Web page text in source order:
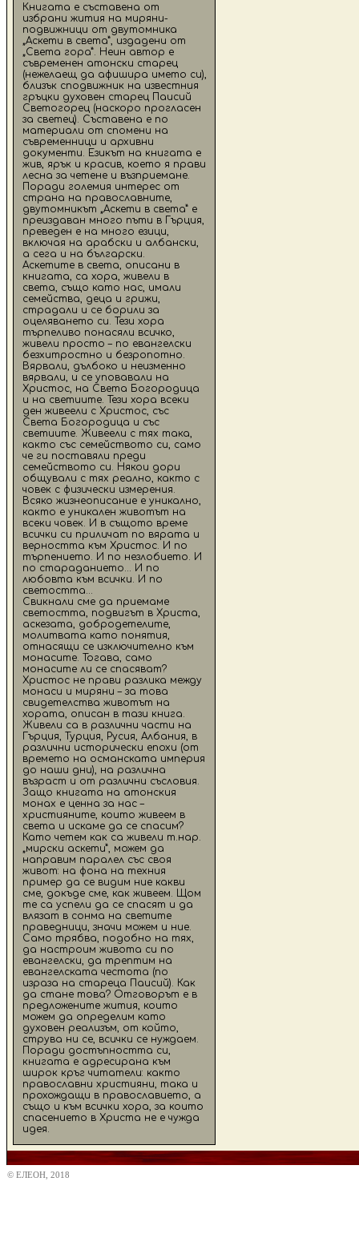
Книгата е съставена от
избрани жития на миряни-
подвижници от двутомника
„Аскети в света”, издадени от
„Света гора”. Неин автор е
съвременен атонски старец
(нежелаещ да афишира името си),
близък сподвижник на известния
гръцки духовен старец Паисий
Светогорец (наскоро прогласен
за светец). Съставена е по
материали от спомени на
съвременници и архивни
документи. Езикът на книгата е
жив, ярък и красив, което я прави
лесна за четене и възприемане.
Поради големия интерес от
страна на православните,
двутомникът „Аскети в света” е
преиздаван много пъти в Гърция,
преведен е на много езици,
включая на арабски и албански,
а сега и на български.
Аскетите в света, описани в
книгата, са хора, живели в
света, също като нас, имали
семейства, деца и грижи,
страдали и се борили за
оцеляването си. Тези хора
търпеливо понасяли всичко,
живели просто – по евангелски
безхитростно и безропотно.
Вярвали, дълбоко и неизменно
вярвали, и се уповавали на
Христос, на Света Богородица
и на светиите. Тези хора всеки
ден живеели с Христос, със
Света Богородица и със
светиите. Живеели с тях така,
както със семейството си, само
че ги поставяли преди
семейството си. Някои дори
общували с тях реално, както с
човек с физически измерения.
Всяко жизнеописание е уникално,
както е уникален животът на
всеки човек. И в същото време
всички си приличат по вярата и
верността към Христос. И по
търпението. И по незлобието. И
по стараданието... И по
любовта към всички. И по
светостта...
Свикнали сме да приемаме
светостта, подвигът в Христа,
аскезата, добродетелите,
молитвата като понятия,
отнасящи се изключително към
монасите. Тогава, само
монасите ли се спасяват?
Христос не прави разлика между
монаси и миряни – за това
свидетелства животът на
хората, описан в тази книга.
Живели са в различни части на
Гърция, Турция, Русия, Албания, в
различни исторически епохи (от
времето на османската империя
до наши дни), на различна
възраст и от различни съсловия.
Защо книгата на атонския
монах е ценна за нас –
християните, които живеем в
света и искаме да се спасим?
Като четем как са живели т.нар.
„мирски аскети”, можем да
направим паралел със своя
живот: на фона на техния
пример да се видим ние какви
сме, докъде сме, как живеем. Щом
те са успели да се спасят и да
влязат в сонма на светите
праведници, значи можем и ние.
Само трябва, подобно на тях,
да настроим живота си по
евангелски, да трептим на
евангелската честота (по
израза на стареца Паисий). Как
да стане това? Отговорът е в
предложените жития, които
можем да определим като
духовен реализъм, от който,
струва ни се, всички се нуждаем.
Поради достъпността си,
книгата е адресирана към
широк кръг читатели: както
православни християни, така и
прохождащи в православието, а
също и към всички хора, за които
спасението в Христа не е чужда
идея.
© ЕЛЕОН, 2018